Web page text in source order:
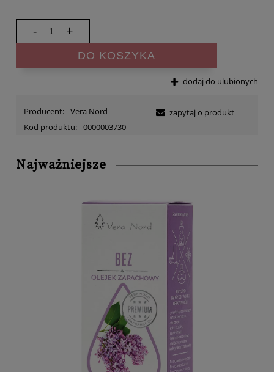
- +
DO KOSZYKA
dodaj do ulubionych
Producent: Vera Nord
Kod produktu: 0000003730
zapytaj o produkt
Najważniejsze